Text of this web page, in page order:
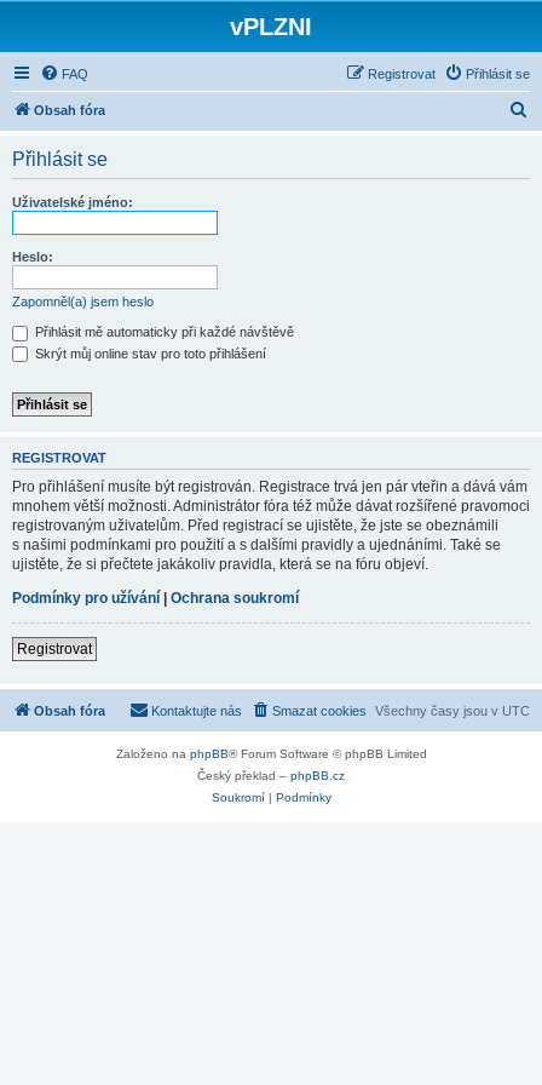
vPLZNI
FAQ Přihlásit se
Registrovat
Obsah fóra
Přihlásit se
Uživatelské jméno:
Heslo:
Zapomněl(a) jsem heslo
Přihlásit mě automaticky při každé návštěvě
Skrýt můj online stav pro toto přihlášení
REGISTROVAT
Pro přihlášení musíte být registrován. Registrace trvá jen pár vteřin a dává vám
mnohem větší možnosti. Administrátor fóra též může dávat rozšířené pravomoci
registrovaným uživatelům. Před registrací se ujistěte, že jste se obeznámili
s našimi podmínkami pro použití a s dalšími pravidly a ujednáními. Také se
ujistěte, že si přečtete jakákoliv pravidla, která se na fóru objeví.
Podmínky pro užívání | Ochrana soukromí
Registrovat
Obsah fóra Všechny časy jsou v UTC
Smazat cookies
Kontaktujte nás
Založeno na phpBB® Forum Software © phpBB Limited
Český překlad – phpBB.cz
Soukromí| Podmínky